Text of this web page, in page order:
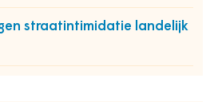
straatintimidatie landelijk